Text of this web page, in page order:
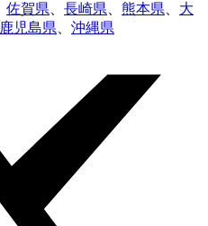
佐賀県、 長崎県、 熊本県、 大
鹿児島県、 沖縄県